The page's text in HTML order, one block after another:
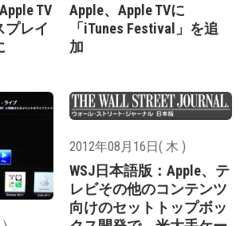
TV
プレイ
Apple、Apple TVに
「iTunes Festival」を追
加
2012年08月16日( 木 )
WSJ日本語版：Apple、テ
レビその他のコンテンツ
向けのセットトップボッ